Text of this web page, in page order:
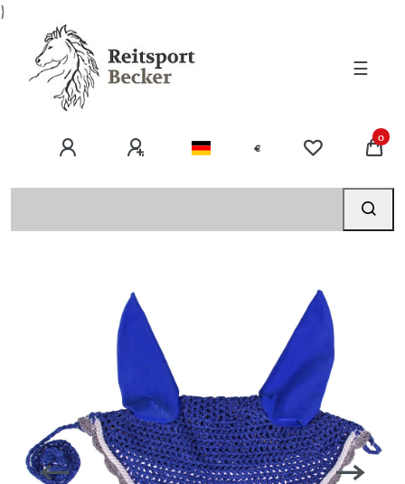
}
☰
€
0